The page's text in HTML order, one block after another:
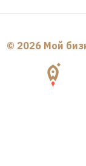
© 2026 Мой